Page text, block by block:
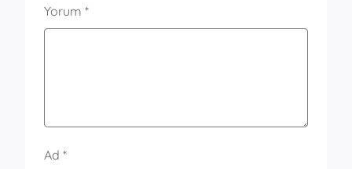
Yorum *
Ad *